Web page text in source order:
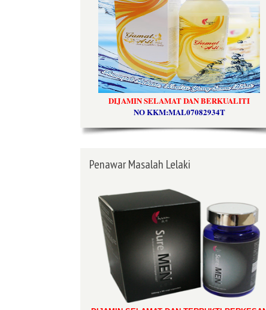
DIJAMIN SELAMAT DAN BERKUALITI
NO KKM:MAL07082934T
Penawar Masalah Lelaki